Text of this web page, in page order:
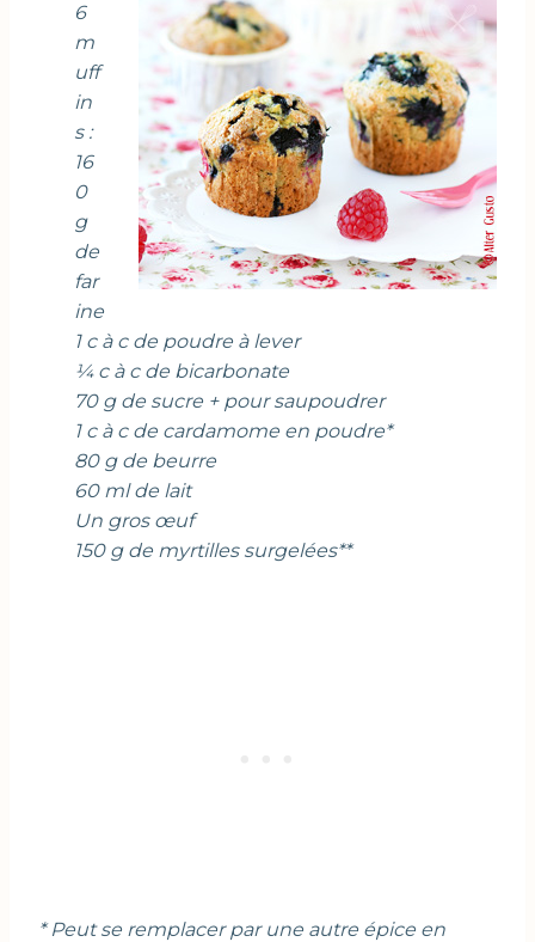
6
m
uff
in
s :
16
0
g
de
far
ine
1 c à c de poudre à lever
¼ c à c de bicarbonate
70 g de sucre + pour saupoudrer
1 c à c de cardamome en poudre*
80 g de beurre
60 ml de lait
Un gros œuf
150 g de myrtilles surgelées**
* Peut se remplacer par une autre épice en